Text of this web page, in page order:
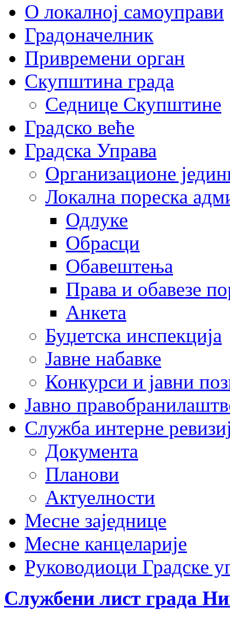
О локалној самоуправи
Градоначелник
Привремени орган
Скупштина града
Седнице Скупштине
Градско веће
Градска Управа
Организационе
Локална пореска
Одлуке
Обрасци
Обавештења
Права и обавезе
Анкета
Буџетска инспекција
Јавне набавке
Конкурси и јавни
Јавно
Служба интерне
Документа
Планови
Актуелности
Месне заједнице
Месне канцеларије
Руководиоци Градске
Службени лист града